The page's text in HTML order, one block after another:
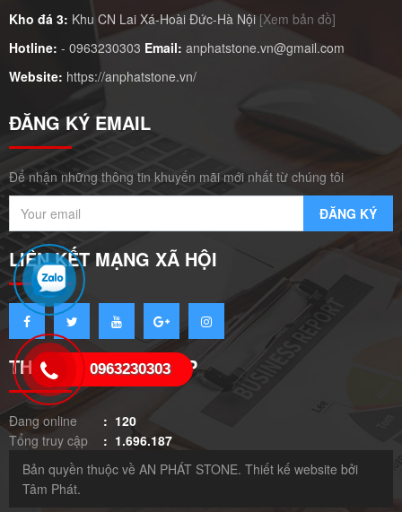
Kho đá 3: Khu CN Lai Xá-Hoài Đức-Hà Nội [Xem bản đồ]
Hotline: - 0963230303 Email: anphatstone.vn@gmail.com
Website: https://anphatstone.vn/
ĐĂNG KÝ EMAIL
Để nhận những thông tin khuyến mãi mới nhất từ chúng tôi
LIÊN KẾT MẠNG XÃ HỘI
THỐNG KÊ TRUY CẬP
Đang online
: 120
Tổng truy cập
: 1.696.187
Bản quyền thuộc về AN PHÁT STONE. Thiết kế website bởi
Tâm Phát.
0963230303